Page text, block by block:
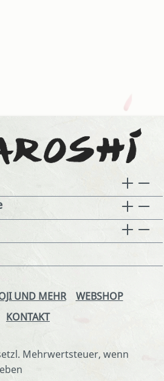
UND MEHR
WEBSHOP
KONTAKT
Mehrwertsteuer, wenn